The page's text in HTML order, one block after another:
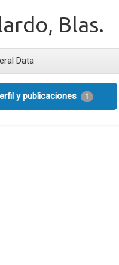
Blas.
Data
y publicaciones 1